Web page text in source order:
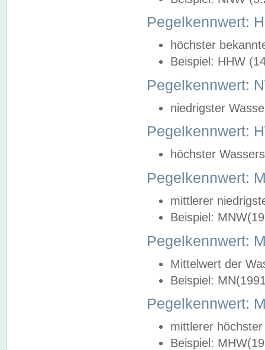
Pegelkennwert:
höchster
Beispiel: HHW
Pegelkennwert:
niedrigster
Pegelkennwert:
höchster
Pegelkennwert:
mittlerer
Beispiel:
Pegelkennwert:
Mittelwert der
Beispiel:
Pegelkennwert:
mittlerer
Beispiel: